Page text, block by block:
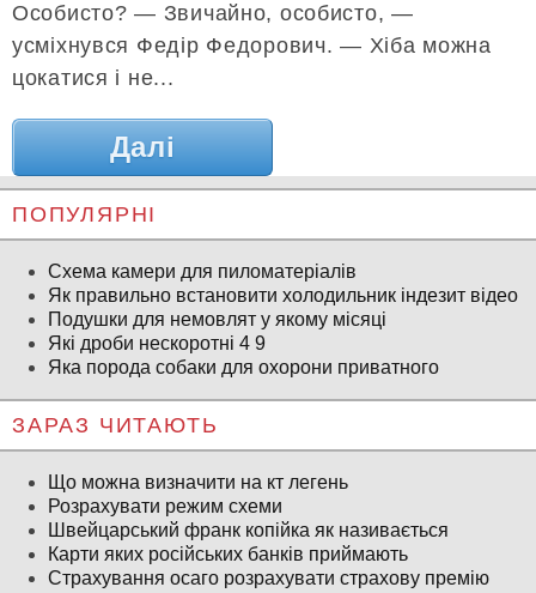
Особисто? — Звичайно, особисто, —
усміхнувся Федір Федорович. — Хіба можна
цокатися і не...
Далі
ПОПУЛЯРНІ
Схема камери для пиломатеріалів
Як правильно встановити холодильник індезит відео
Подушки для немовлят у якому місяці
Які дроби нескоротні 4 9
Яка порода собаки для охорони приватного
ЗАРАЗ ЧИТАЮТЬ
Що можна визначити на кт легень
Розрахувати режим схеми
Швейцарський франк копійка як називається
Карти яких російських банків приймають
Страхування осаго розрахувати страхову премію